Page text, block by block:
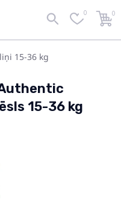
0 0
15-36 kg
15-36 kg